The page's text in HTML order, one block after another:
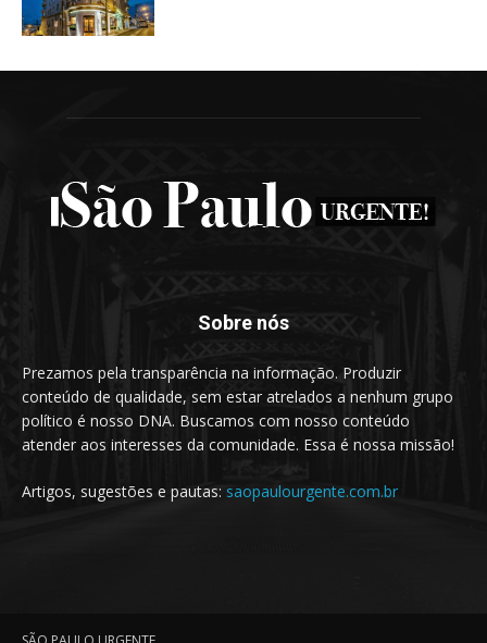
Sobre nós
Prezamos pela transparência na informação. Produzir
conteúdo de qualidade, sem estar atrelados a nenhum grupo
político é nosso DNA. Buscamos com nosso conteúdo
atender aos interesses da comunidade. Essa é nossa missão!
Artigos, sugestões e pautas: saopaulourgente.com.br